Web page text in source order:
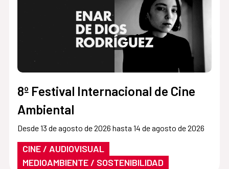
8º Festival Internacional de Cine
Ambiental
Desde 13 de agosto de 2026 hasta 14 de agosto de 2026
CINE / AUDIOVISUAL
MEDIOAMBIENTE / SOSTENIBILIDAD